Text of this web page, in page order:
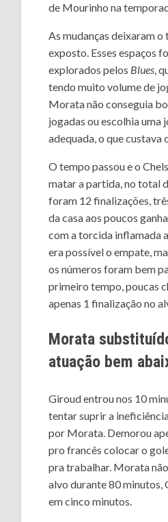
de Mourinho na
As mudanças deixaram o
exposto. Esses espaços
explorados pelos Blues,
tendo muito volume de
Morata não conseguia
jogadas ou escolhia uma
adequada, o que custava
O tempo passou e o
matar a partida, no total
foram 12 finalizações,
da casa aos poucos
com a torcida inflamada
era possível o empate,
os números foram bem
primeiro tempo, poucas
apenas 1 finalização no
Morata
atuação bem
Giroud entrou nos 10
tentar suprir a
por Morata. Demorou
pro francês colocar o
pra trabalhar. Morata
alvo durante 80 minutos,
em cinco minutos.